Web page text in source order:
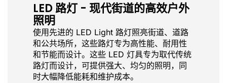
LED 路灯 - 现代街道的高效户外
照明
使用先进的 LED Light 路灯照亮街道、道路
和公共场所，这些路灯专为高性能、耐用性
和节能而设计。这些 LED 灯具专为取代传统
路灯而设计，可提供强大、均匀的照明，同
时大幅降低能耗和维护成本。